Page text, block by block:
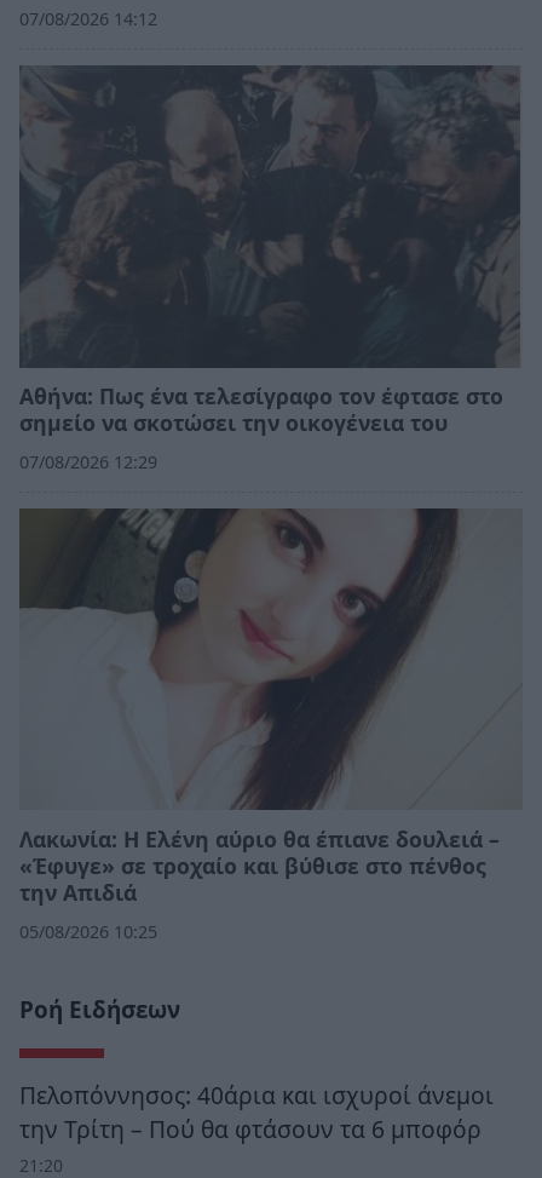
07/08/2026 14:12
Αθήνα: Πως ένα τελεσίγραφο τον έφτασε στο
σημείο να σκοτώσει την οικογένεια του
07/08/2026 12:29
Λακωνία: Η Ελένη αύριο θα έπιανε δουλειά –
«Έφυγε» σε τροχαίο και βύθισε στο πένθος
την Απιδιά
05/08/2026 10:25
Ροή Ειδήσεων
Πελοπόννησος: 40άρια και ισχυροί άνεμοι
την Τρίτη – Πού θα φτάσουν τα 6 μποφόρ
21:20